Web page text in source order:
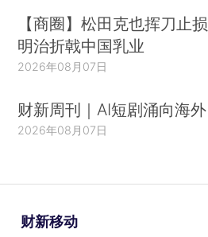
【商圈】松田克也挥刀止损
明治折戟中国乳业
2026年08月07日
财新周刊｜AI短剧涌向海外
2026年08月07日
财新移动